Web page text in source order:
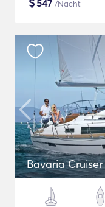
547 /Nacht
Bavaria Cruiser